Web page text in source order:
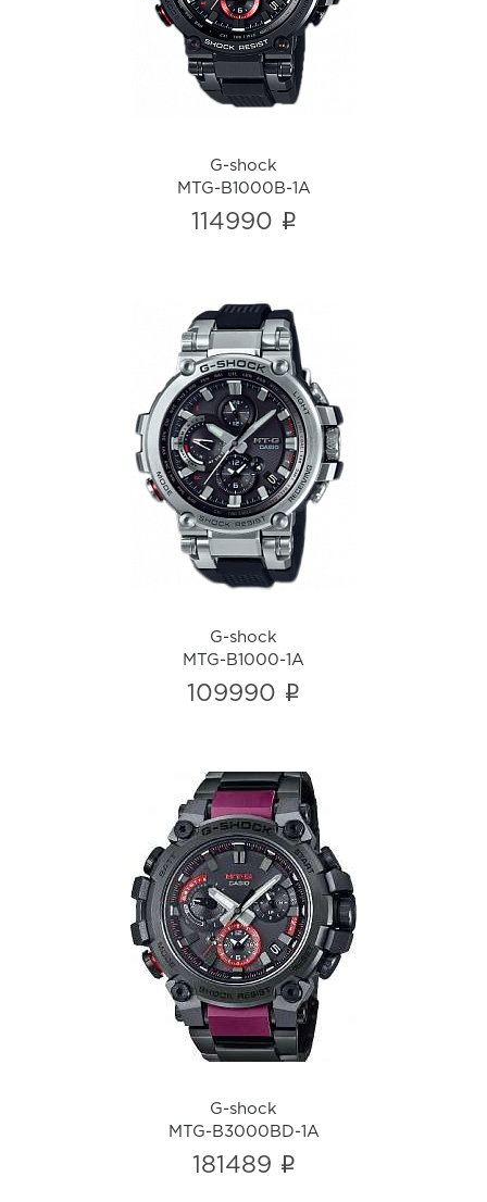
i
G-shock
MTG-B1000B-1A
114990 i
G-shock
MTG-B1000-1A
i
G-shock
MTG-B1000-1A
109990 i
G-shock
MTG-B3000BD-1A
i
G-shock
MTG-B3000BD-1A
181489 i